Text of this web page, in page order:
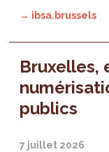
→ ibsa.brussels
Bruxelles,
publics
7 juillet 2026